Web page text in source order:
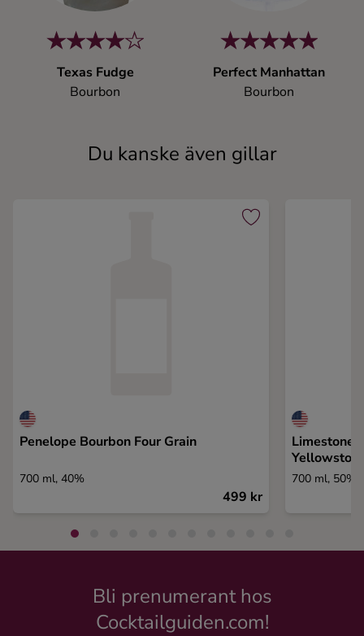
Texas Fudge
Bourbon
Perfect Manhattan
Bourbon
Du kanske även gillar
Penelope Bourbon Four Grain
700 ml, 40%
499 kr
Limestone
700 ml, 50%
Bli prenumerant hos
Cocktailguiden.com!